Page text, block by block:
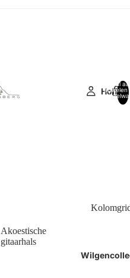
Home
Totaal
artikelen
Akoestische
gitaarhals